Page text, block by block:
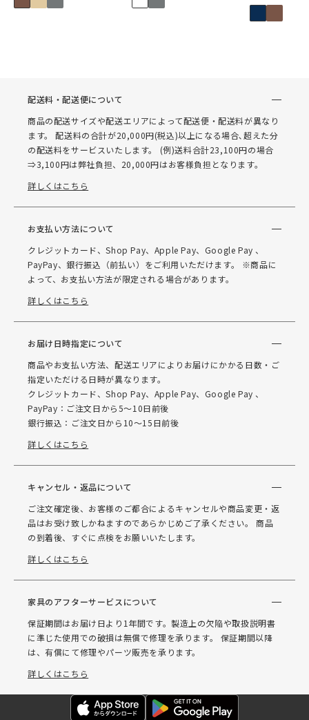
配送料・配送便について
商品の配送サイズや配送エリアによって配送便・配送料が異なり
ます。 配送料の合計が20,000円(税込)以上になる場合､超えた分
の配送料をサービスいたします。 (例)送料合計23,100円の場合
⇒3,100円は弊社負担、20,000円はお客様負担となります。
詳しくはこちら
お支払い方法について
クレジットカード、Shop Pay、Apple Pay、Google Pay 、
PayPay、銀行振込（前払い）をご利用いただけます。 ※商品に
よって、お支払い方法が限定される場合があります。
詳しくはこちら
お届け日時指定について
商品やお支払い方法、配送エリアによりお届けにかかる日数・ご
指定いただける日時が異なります。
クレジットカード、Shop Pay、Apple Pay、Google Pay 、
PayPay：ご注文日から5～10日前後
銀行振込：ご注文日から10～15日前後
詳しくはこちら
キャンセル・返品について
ご注文確定後、お客様のご都合によるキャンセルや商品変更・返
品はお受け致しかねますのであらかじめご了承ください。 商品
の到着後、すぐに点検をお願いいたします。
詳しくはこちら
家具のアフターサービスについて
保証期間はお届け日より1年間です。製造上の欠陥や取扱説明書
に準じた使用での破損は無償で修理を承ります。 保証期間以降
は、有償にて修理やパーツ販売を承ります。
詳しくはこちら